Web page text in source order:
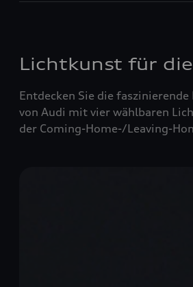
Lichtkunst für
Entdecken Sie die
von Audi mit vier wählbaren
der Coming-Home-/Leaving-